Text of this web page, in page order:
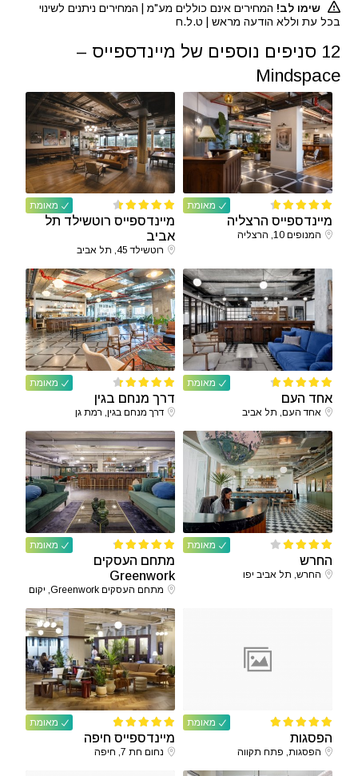
שימו לב! המחירים אינם כוללים מע"מ | המחירים ניתנים לשינוי
בכל עת וללא הודעה מראש | ט.ל.ח
12 סניפים נוספים של מיינדספייס –
Mindspace
מאומת
מיינדספייס הרצליה
המנופים 10, הרצליה
מאומת
מיינדספייס רוטשילד תל
אביב
רוטשילד 45, תל אביב
מאומת
אחד העם
אחד העם, תל אביב
מאומת
דרך מנחם בגין
דרך מנחם בגין, רמת גן
מאומת
החרש
החרש, תל אביב יפו
מאומת
מתחם העסקים
Greenwork
מתחם העסקים Greenwork, יקום
מאומת
הפסגות
הפסגות, פתח תקווה
מאומת
מיינדספייס חיפה
נחום חת 7, חיפה